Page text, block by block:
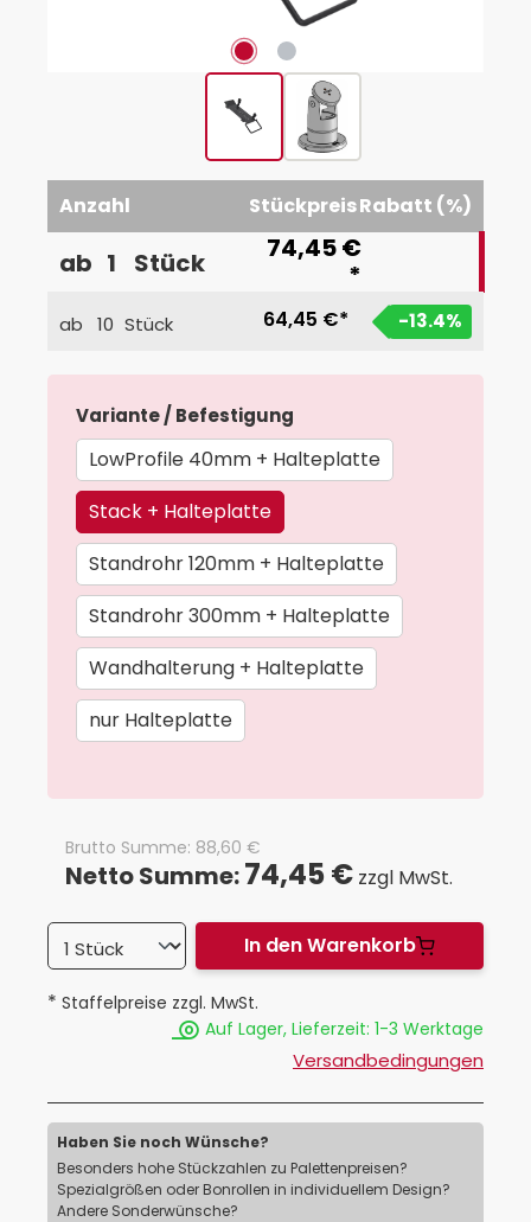
Anzahl StückpreisRabatt (%)
ab 1 Stück
74,45 €
*
ab 10 Stück 64,45 €* -13.4%
Variante / Befestigung
LowProfile 40mm + Halteplatte
Stack + Halteplatte
Standrohr 120mm + Halteplatte
Standrohr 300mm + Halteplatte
Wandhalterung + Halteplatte
nur Halteplatte
Netto Summe:74,45 € zzgl MwSt.
Brutto Summe: 88,60 €
In den Warenkorb
* Staffelpreise zzgl. MwSt.
Auf Lager, Lieferzeit: 1-3 Werktage
Versandbedingungen
Haben Sie noch Wünsche?
Besonders hohe Stückzahlen zu Palettenpreisen?
Spezialgrößen oder Bonrollen in individuellem Design?
Andere Sonderwünsche?